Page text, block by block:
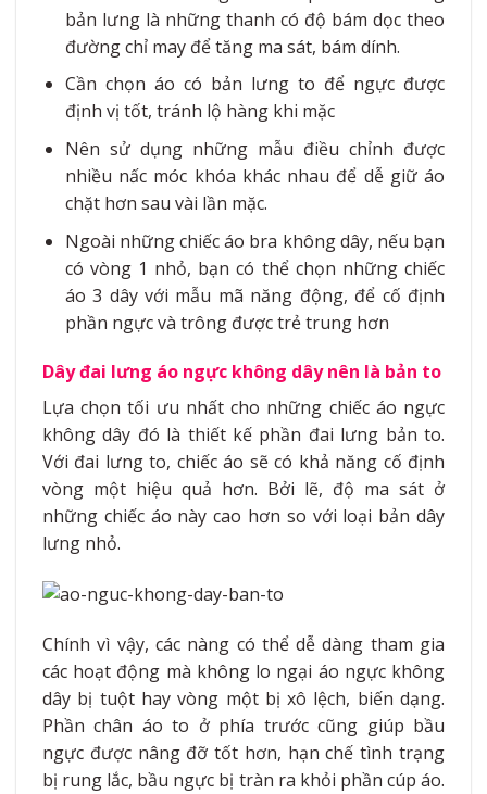
bản lưng là những thanh có độ bám dọc theo
đường chỉ may để tăng ma sát, bám dính.
Cần chọn áo có bản lưng to để ngực được
định vị tốt, tránh lộ hàng khi mặc
Nên sử dụng những mẫu điều chỉnh được
nhiều nấc móc khóa khác nhau để dễ giữ áo
chặt hơn sau vài lần mặc.
Ngoài những chiếc áo bra không dây, nếu bạn
có vòng 1 nhỏ, bạn có thể chọn những chiếc
áo 3 dây với mẫu mã năng động, để cố định
phần ngực và trông được trẻ trung hơn
Dây đai lưng áo ngực không dây nên là bản to
Lựa chọn tối ưu nhất cho những chiếc áo ngực
không dây đó là thiết kế phần đai lưng bản to.
Với đai lưng to, chiếc áo sẽ có khả năng cố định
vòng một hiệu quả hơn. Bởi lẽ, độ ma sát ở
những chiếc áo này cao hơn so với loại bản dây
lưng nhỏ.
Chính vì vậy, các nàng có thể dễ dàng tham gia
các hoạt động mà không lo ngại áo ngực không
dây bị tuột hay vòng một bị xô lệch, biến dạng.
Phần chân áo to ở phía trước cũng giúp bầu
ngực được nâng đỡ tốt hơn, hạn chế tình trạng
bị rung lắc, bầu ngực bị tràn ra khỏi phần cúp áo.